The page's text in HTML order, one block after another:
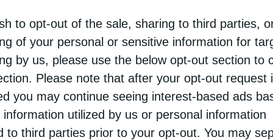
to opt-out of the sale, sharing to third parties,
of your personal or sensitive information for
by us, please use the below opt-out section to
Please note that after your opt-out request
you may continue seeing interest-based ads
information utilized by us or personal information
to third parties prior to your opt-out. You may
ακόμα και για πλήρη αναστολή χορήγησης νέων
αναφέρουν στο energygame.gr πως οι
τους στόχους του Εθνικού Σχεδίου για την Ενέργεια
το επόμενο διάστημα να «απελευθερωθεί»
όλα τα φωτοβολταϊκά έργα που
τάσεις «αλλαγής χεριών» διαφόρων έργων και με
τους. Επισημαίνουν, δε, πως σε κάθε
της ισορροπίας αιολικών και φωτοβολταϊκών.